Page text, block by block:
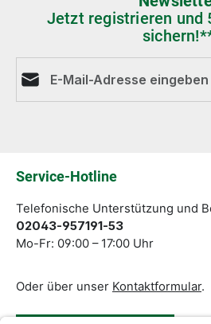
Jetzt registrieren und
Service-Hotline
Telefonische Unterstützung und
02043-957191-53
Mo-Fr: 09:00 – 17:00 Uhr
Oder über unser Kontaktformular.